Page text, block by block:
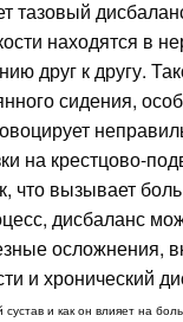
тазовый
находятся в
друг к другу.
сидения,
на крестцово-
что вызывает
дисбаланс
осложнения,
и хронический
и как он влияет на боль